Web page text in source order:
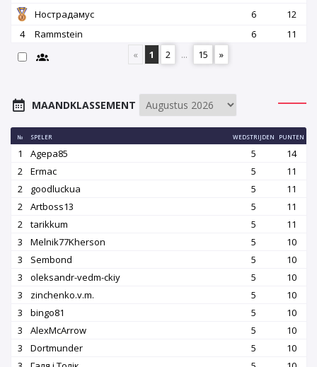
Нострадамус
6
12
4
Rammstein 6
11
«
1 2 ... 15 »
MAANDKLASSEMENT
№ SPELER WEDSTRIJDEN PUNTEN
1 Agepa85 5
14
2
Ermac 5
11
2
goodluckua 5
11
2
Artboss13 5
11
2
tarikkum 5
11
3
Melnik77Kherson 5
10
3
Sembond 5
10
3
oleksandr-vedm-ckiy 5
10
3
zinchenko.v.m. 5
10
3
bingo81 5
10
3
AlexMcArrow 5
10
3
Dortmunder 5
10